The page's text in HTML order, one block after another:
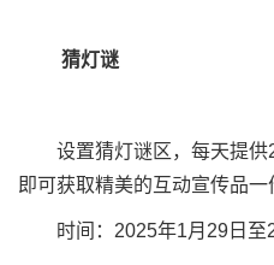
猜灯谜
设置猜灯谜区，每天提供
即可获取精美的互动宣传品一
时间：2025年1月29日至2